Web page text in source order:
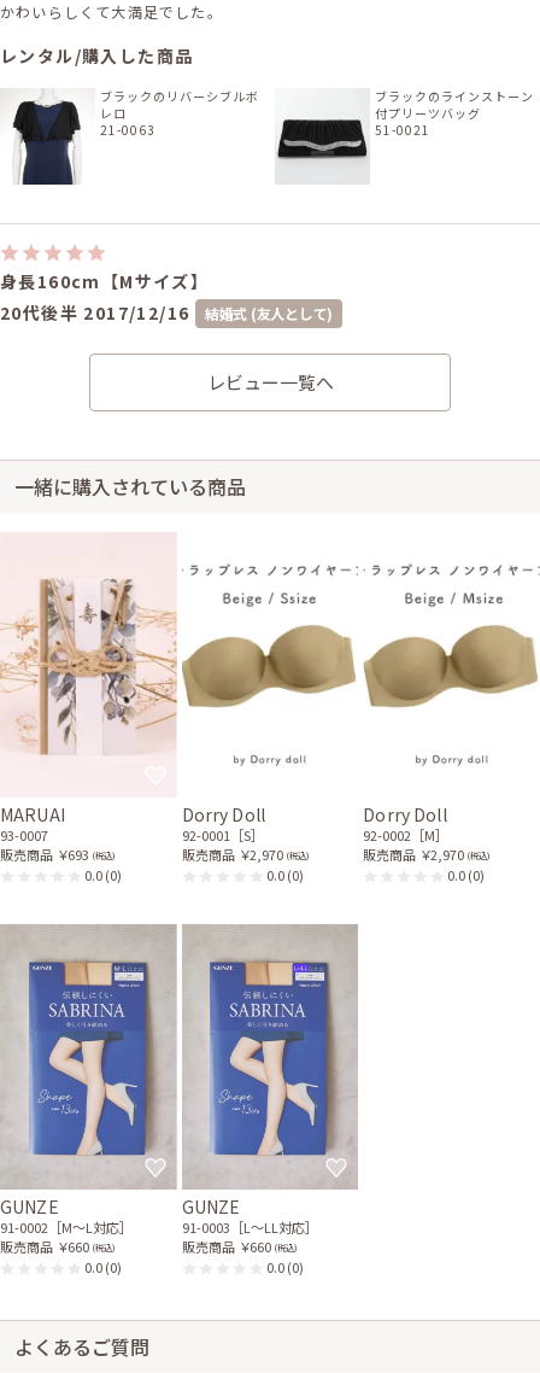
かわいらしくて大満足でした。
レンタル/購入した商品
ブラックのリバーシブルボ
レロ
21-0063
ブラックのラインストーン
付プリーツバッグ
51-0021
身長160cm【Mサイズ】
20代後半 2017/12/16
結婚式 (友人として)
サイズはぴったりで、丈はひざ丈でした。 三連にしました。 暗い中でも存
在感があり、セットのドレスにもよく合っていたと思います。
レンタル/購入した商品
ブラックのリバーシブルボ
21-0063
身長164cm【Lサイズ】
20代後半2015/06/28
結婚式 (友人として)
2WAYネックレスのつけ方が分からず困りました。
ワンピの魔法からのご返信
上記の商品写真の所に記載があります。おわかりにくかったようですみませ
レビュー一覧へ
一緒に購入されている商品
MARUAI
93-0007
販売商品 ￥693 (税込)
0.0(0)
Dorry Doll
92-0001［S］
販売商品 ￥2,970 (税込)
0.0(0)
Dorry Doll
92-0002［M］
販売商品 ￥2,970 (税込)
0.0(0)
GUNZE
91-0002［M〜L対応］
販売商品 ￥660 (税込)
0.0(0)
GUNZE
91-0003［L〜LL対応］
販売商品 ￥660 (税込)
0.0(0)
よくあるご質問